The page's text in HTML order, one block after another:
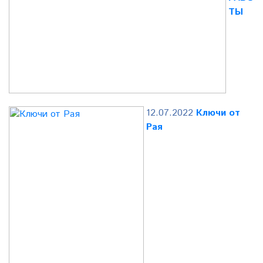
ТЫ
12.07.2022 Ключи от
Рая